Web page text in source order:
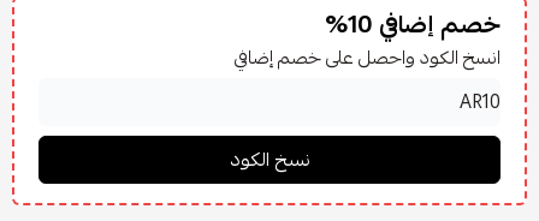
خصم إضافي 10%
انسخ الكود واحصل على خصم إضافي